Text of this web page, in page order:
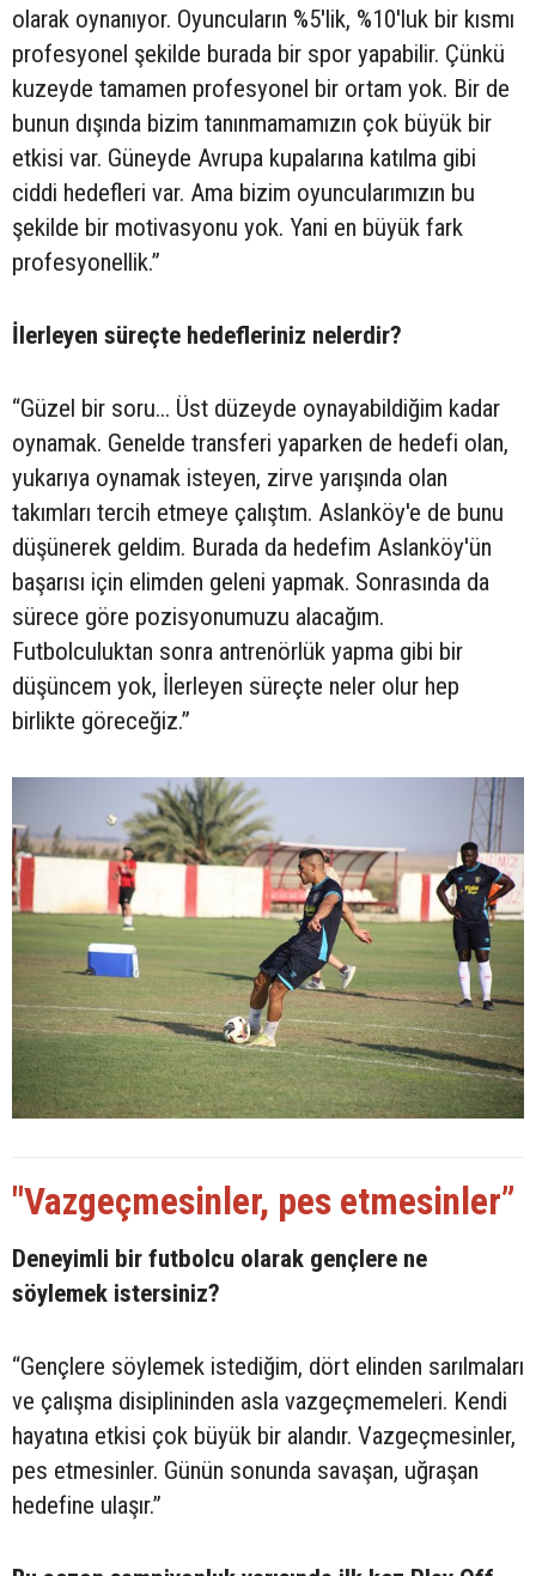
olarak oynanıyor. Oyuncuların %5'lik, %10'luk bir kısmı
profesyonel şekilde burada bir spor yapabilir. Çünkü
kuzeyde tamamen profesyonel bir ortam yok. Bir de
bunun dışında bizim tanınmamamızın çok büyük bir
etkisi var. Güneyde Avrupa kupalarına katılma gibi
ciddi hedefleri var. Ama bizim oyuncularımızın bu
şekilde bir motivasyonu yok. Yani en büyük fark
profesyonellik.”
İlerleyen süreçte hedefleriniz nelerdir?
“Güzel bir soru... Üst düzeyde oynayabildiğim kadar
oynamak. Genelde transferi yaparken de hedefi olan,
yukarıya oynamak isteyen, zirve yarışında olan
takımları tercih etmeye çalıştım. Aslanköy'e de bunu
düşünerek geldim. Burada da hedefim Aslanköy'ün
başarısı için elimden geleni yapmak. Sonrasında da
sürece göre pozisyonumuzu alacağım.
Futbolculuktan sonra antrenörlük yapma gibi bir
düşüncem yok, İlerleyen süreçte neler olur hep
birlikte göreceğiz.”
"Vazgeçmesinler, pes etmesinler”
Deneyimli bir futbolcu olarak gençlere ne
söylemek istersiniz?
“Gençlere söylemek istediğim, dört elinden sarılmaları
ve çalışma disiplininden asla vazgeçmemeleri. Kendi
hayatına etkisi çok büyük bir alandır. Vazgeçmesinler,
pes etmesinler. Günün sonunda savaşan, uğraşan
hedefine ulaşır.”